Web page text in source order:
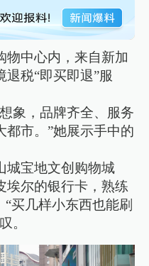
物中心内，来自新加
税“即买即退”服
象，品牌齐全、服务
都市。”她展示手中的
城宝地文创购物城
埃尔的银行卡，熟练
买几样小东西也能刷
。